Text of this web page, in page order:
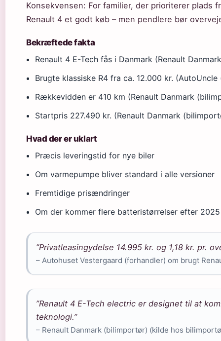
Konsekvensen: For familier, der prioriterer plads
Renault 4 et godt køb – men pendlere bør
Bekræftede fakta
Renault 4 E-Tech fås i Danmark (Renault
Brugte klassiske R4 fra ca. 12.000 kr.
Rækkevidden er 410 km (Renault Danmark
Startpris 227.490 kr. (Renault Danmark
Hvad der er uklart
Præcis leveringstid for nye biler
Om varmepumpe bliver standard i alle versioner
Fremtidige prisændringer
Om der kommer flere batteristørrelser efter 2025
”Privatleasingydelse 14.995 kr. og 1,18 kr. pr.
– Autohuset Vestergaard (forhandler) om brugt
”Renault 4 E-Tech electric er designet til at
teknologi.”
– Renault Danmark (bilimportør) (kilde hos